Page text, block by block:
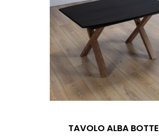
TAVOLO ALBA BOTTE